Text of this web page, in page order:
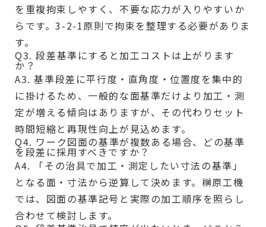
を重複拘束しやすく、不要な応力が入りやすいか
らです。3-2-1原則で拘束を整理する必要がありま
す。
Q3. 段差基準にすると加工コストは上がります
か？
A3. 基準段差に平行度・直角度・位置度を集中的
に掛けるため、一般的な面基準だけより加工・測
定が増える傾向はありますが、その代わりセット
時間短縮と再現性向上が見込めます。
Q4. ワーク図面の基準が複数ある場合、どの基準
を段差に採用すべきですか？
A4. 「その治具で加工・測定したい寸法の基準」
となる面・寸法から逆算して決めます。榊原工機
では、図面の基準記号と実際の加工順序を照らし
合わせて検討します。